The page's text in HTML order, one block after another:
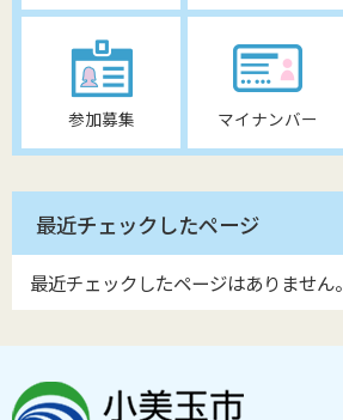
参加募集 マイナンバー
最近チェックしたページ
最近チェックしたページはありません。